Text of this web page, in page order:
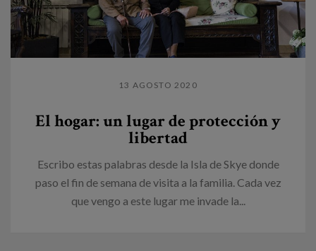
13 AGOSTO 2020
El hogar: un lugar de protección y
libertad
Escribo estas palabras desde la Isla de Skye donde
paso el fin de semana de visita a la familia. Cada vez
que vengo a este lugar me invade la...